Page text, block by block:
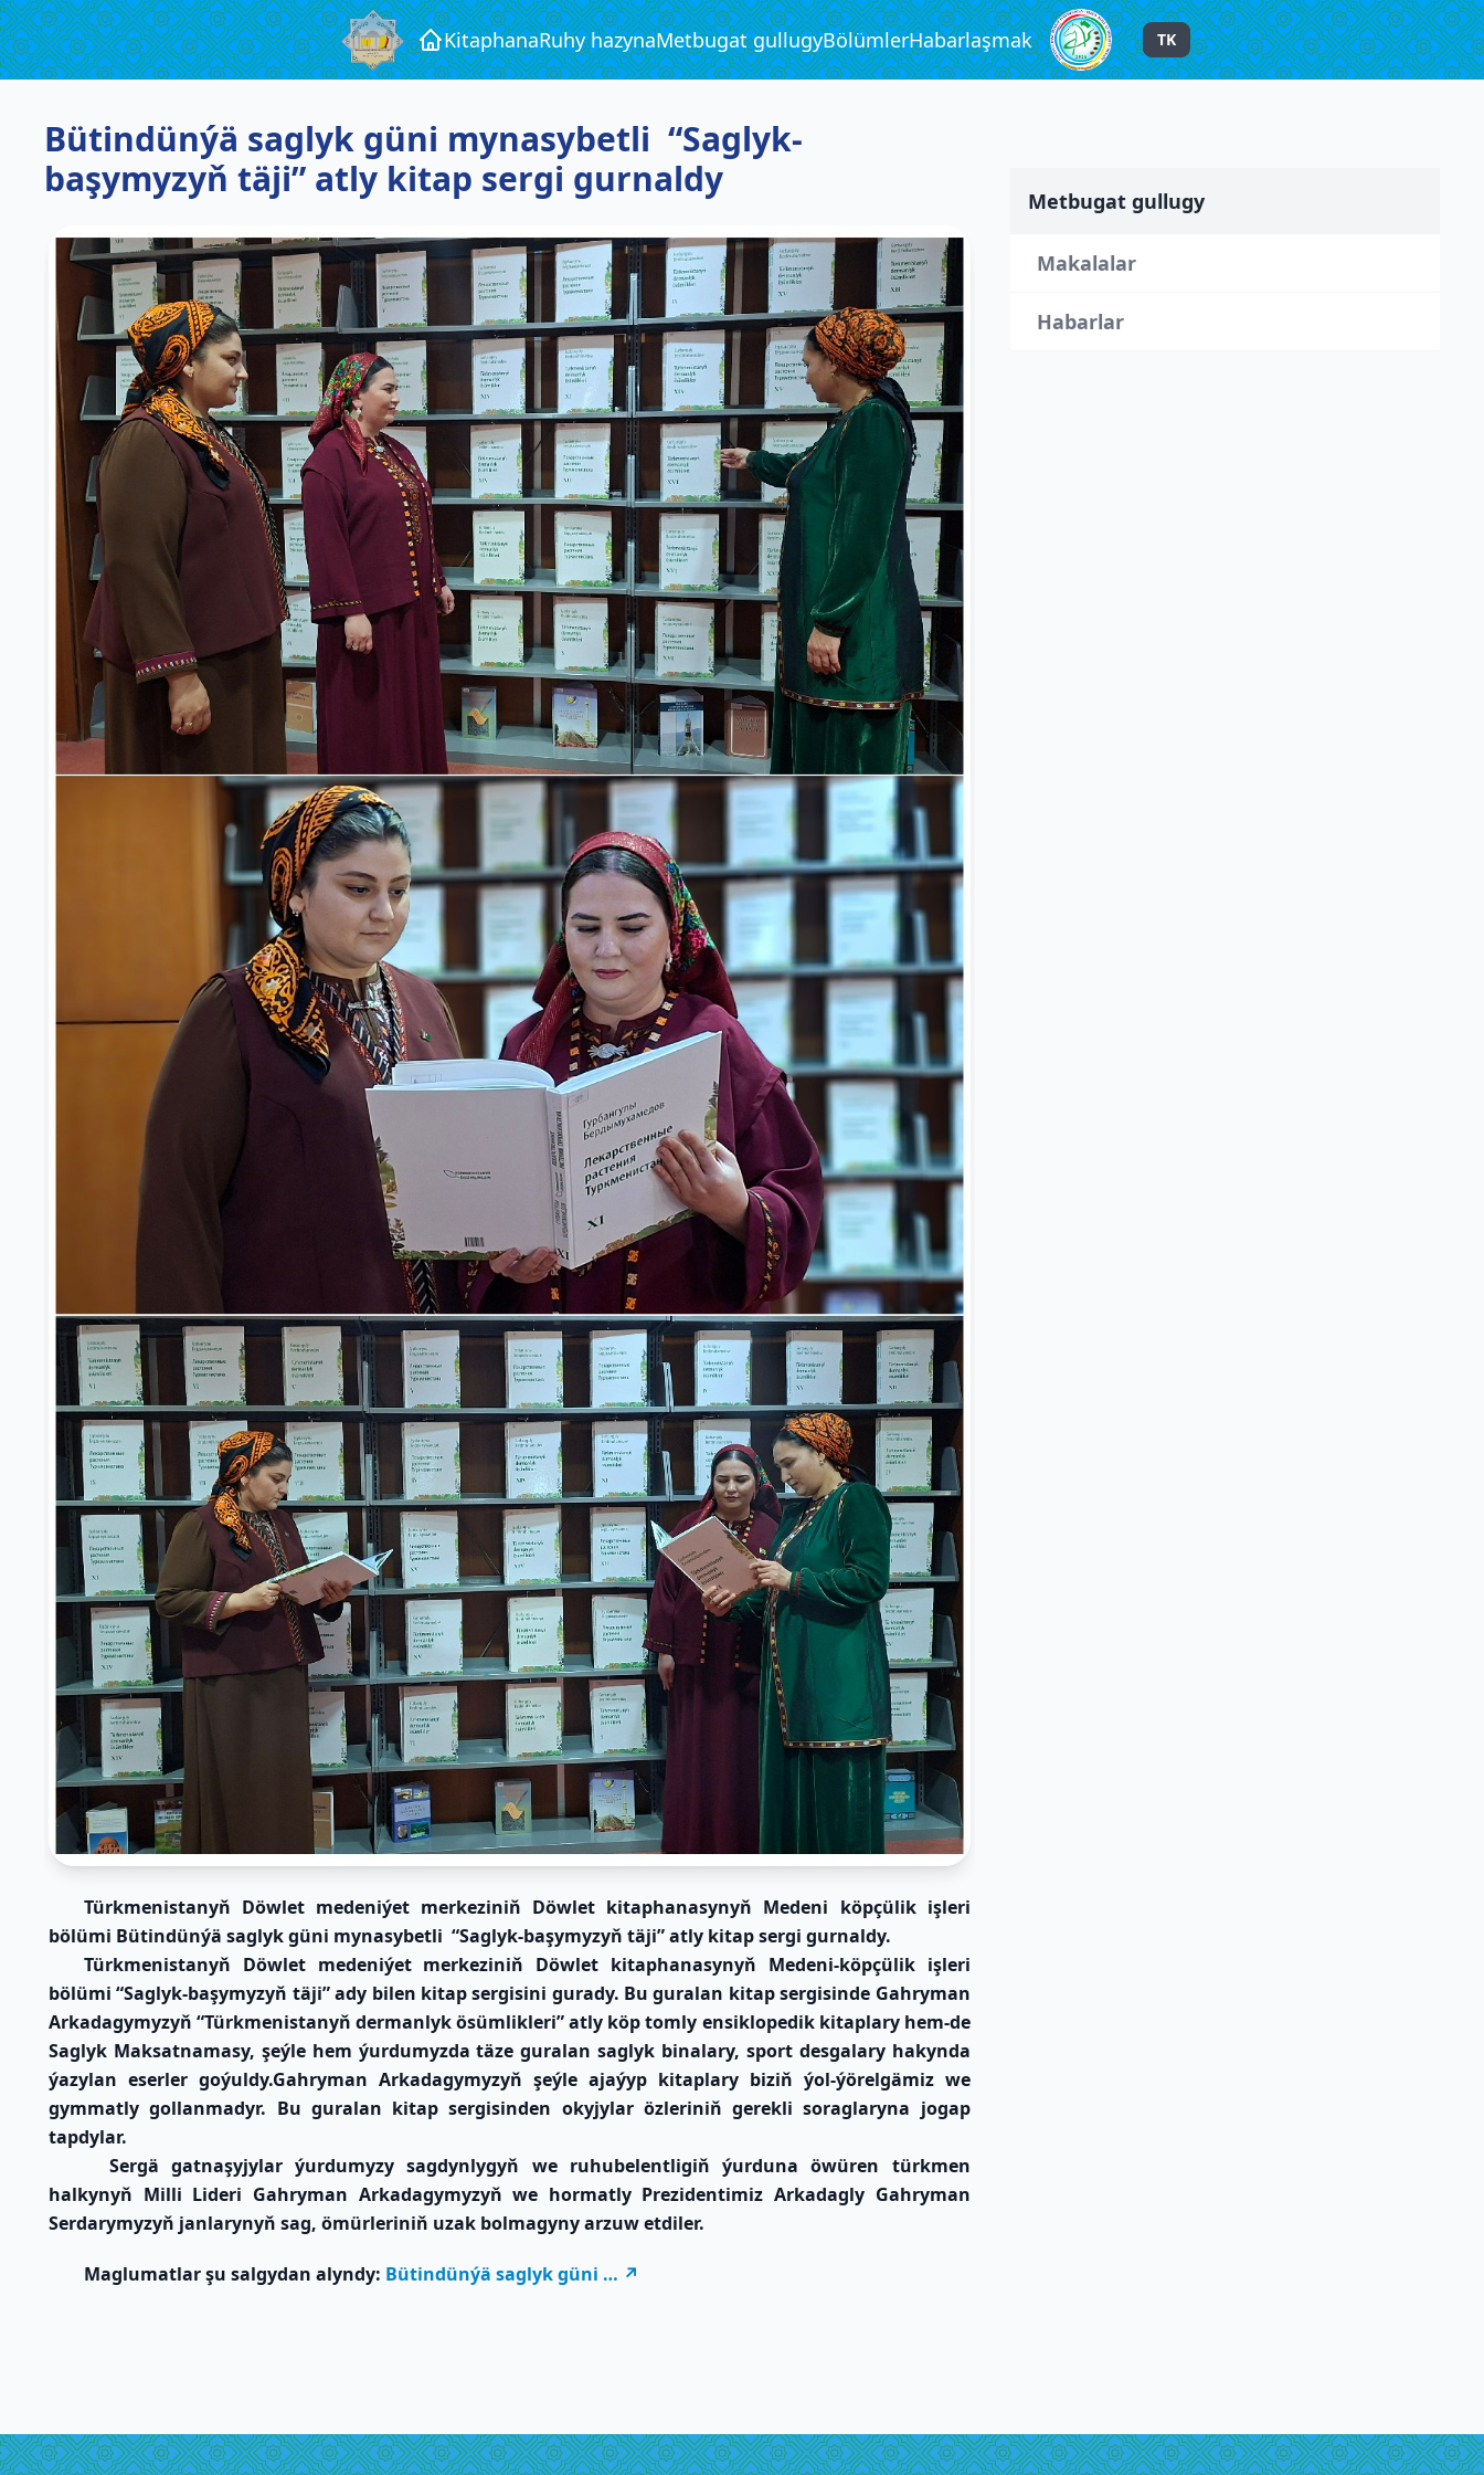
KitaphanaRuhy hazynaMetbugat gullugyBölümlerHabarlaşmak TK
Bütindünýä saglyk güni mynasybetli “Saglyk-
başymyzyň täji” atly kitap sergi gurnaldy
Türkmenistanyň Döwlet medeniýet merkeziniň Döwlet kitaphanasynyň Medeni köpçülik işleri
bölümi Bütindünýä saglyk güni mynasybetli “Saglyk-başymyzyň täji” atly kitap sergi gurnaldy.
Türkmenistanyň Döwlet medeniýet merkeziniň Döwlet kitaphanasynyň Medeni-köpçülik işleri
bölümi “Saglyk-başymyzyň täji” ady bilen kitap sergisini gurady. Bu guralan kitap sergisinde Gahryman
Arkadagymyzyň “Türkmenistanyň dermanlyk ösümlikleri” atly köp tomly ensiklopedik kitaplary hem-de
Saglyk Maksatnamasy, şeýle hem ýurdumyzda täze guralan saglyk binalary, sport desgalary hakynda
ýazylan eserler goýuldy.Gahryman Arkadagymyzyň şeýle ajaýyp kitaplary biziň ýol-ýörelgämiz we
gymmatly gollanmadyr. Bu guralan kitap sergisinden okyjylar özleriniň gerekli soraglaryna jogap
tapdylar.
Sergä gatnaşyjylar ýurdumyzy sagdynlygyň we ruhubelentligiň ýurduna öwüren türkmen
halkynyň Milli Lideri Gahryman Arkadagymyzyň we hormatly Prezidentimiz Arkadagly Gahryman
Serdarymyzyň janlarynyň sag, ömürleriniň uzak bolmagyny arzuw etdiler.
Maglumatlar şu salgydan alyndy: Bütindünýä saglyk güni …
Metbugat gullugy
Makalalar
Habarlar